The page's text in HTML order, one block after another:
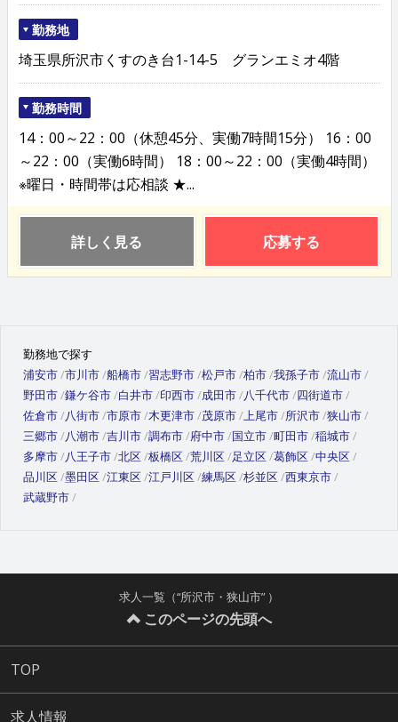
勤務地
埼玉県所沢市くすのき台1-14-5 グランエミオ4階
勤務時間
14：00～22：00（休憩45分、実働7時間15分） 16：00
～22：00（実働6時間） 18：00～22：00（実働4時間）
※曜日・時間帯は応相談 ★...
詳しく見る 応募する
勤務地で探す
浦安市 市川市 船橋市 習志野市 松戸市 柏市 我孫子市 流山市
野田市 鎌ケ谷市 白井市 印西市 成田市 八千代市 四街道市
佐倉市 八街市 市原市 木更津市 茂原市 上尾市 所沢市 狭山市
三郷市 八潮市 吉川市 調布市 府中市 国立市 町田市 稲城市
多摩市 八王子市 北区 板橋区 荒川区 足立区 葛飾区 中央区
品川区 墨田区 江東区 江戸川区 練馬区 杉並区 西東京市
武蔵野市
求人一覧（“所沢市・狭山市” ）
このページの先頭へ
TOP
求人情報